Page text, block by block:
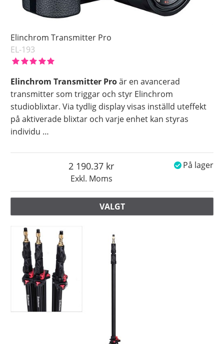
Elinchrom Transmitter Pro
EL-193
Elinchrom Transmitter Proär en avancerad
transmitter som triggar och styr Elinchrom
studioblixtar. Via tydlig display visas inställd uteffekt
på aktiverade blixtar och varje enhet kan styras
individu …
Exkl. Moms
2 190.37 På lager
VALGT